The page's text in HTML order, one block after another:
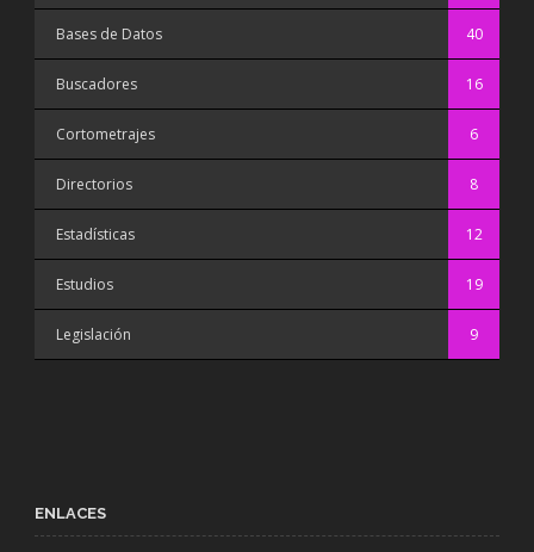
Bases de Datos 40
Buscadores 16
Cortometrajes 6
Directorios 8
Estadísticas 12
Estudios 19
Legislación 9
ENLACES